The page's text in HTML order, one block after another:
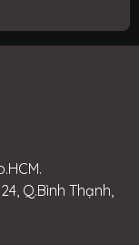
Q.Bình Thạnh,